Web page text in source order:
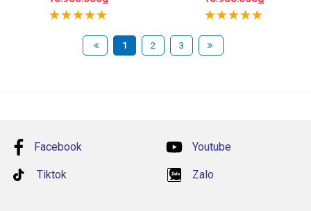
1 2 3
Facebook Youtube
Tiktok Zalo